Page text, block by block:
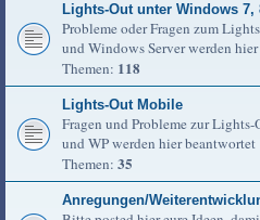
Lights-Out unter Windows
Probleme oder Fragen zum
und Windows Server werden
Themen: 118
Lights-Out Mobile
Fragen und Probleme zur
und WP werden hier beantwortet
Themen: 35
Anregungen/